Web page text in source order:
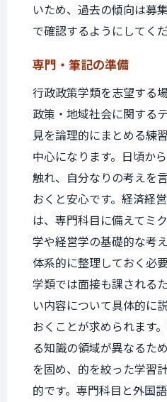
いため、過去の傾向は募
で確認するようにしてくだ
専門・筆記の準備
行政政策学類を志望する
政策・地域社会に関する
見を論理的にまとめる練
中心になります。日頃か
触れ、自分なりの考えを
おくと安心です。経済経
は、専門科目に備えてミ
学や経営学の基礎的な考
体系的に整理しておく必
学類では面接も課される
い内容について具体的に
おくことが求められます
る知識の領域が異なるた
を固め、的を絞った学習
的です。専門科目と外国